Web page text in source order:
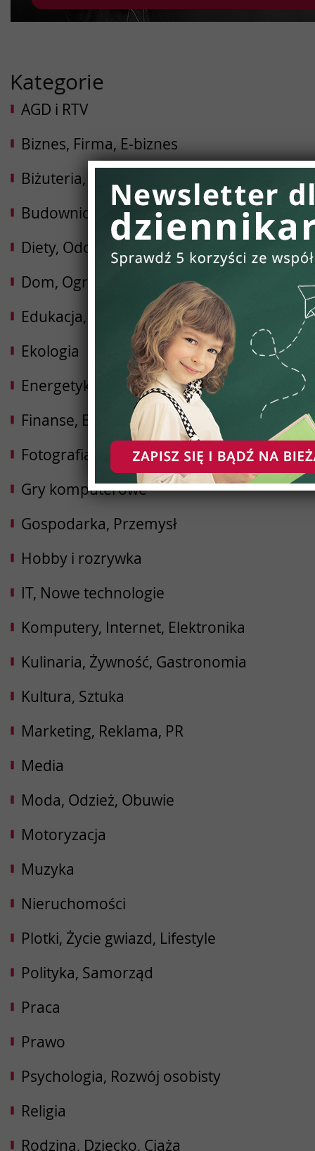
Kategorie
AGD i RTV
Biznes, Firma, E-biznes
Biżuteria, Dodatki
Budownictwo
Diety, Odchudzanie
Dom, Ogród, Wnętrza
Edukacja, Nauka
Ekologia
Energetyka
Finanse, Bankowość i Ubezpieczenia
Fotografia i wideofilmowanie
Gry komputerowe
Gospodarka, Przemysł
Hobby i rozrywka
IT, Nowe technologie
Komputery, Internet, Elektronika
Kulinaria, Żywność, Gastronomia
Kultura, Sztuka
Marketing, Reklama, PR
Media
Moda, Odzież, Obuwie
Motoryzacja
Muzyka
Nieruchomości
Plotki, Życie gwiazd, Lifestyle
Polityka, Samorząd
Praca
Prawo
Psychologia, Rozwój osobisty
Religia
Rodzina, Dziecko, Ciąża